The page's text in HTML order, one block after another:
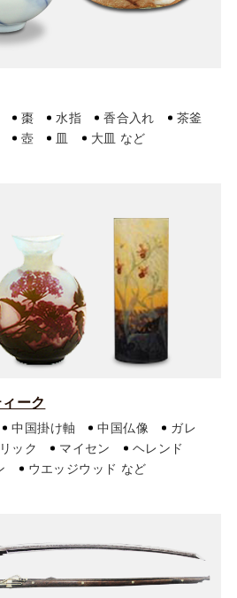
棗 水指 香合入れ
茶釜
壺 皿 大皿
ーク
中国掛け軸 中国仏像
ガレ
ック マイセン
ヘレンド
ウエッジウッド